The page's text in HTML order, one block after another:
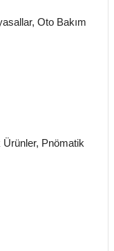
Oto Bakım
Pnömatik